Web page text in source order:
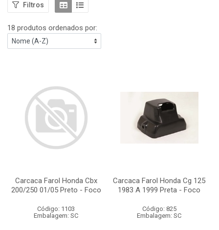
Filtros
18 produtos ordenados por:
Carcaca Farol Honda Cbx
200/250 01/05 Preto - Foco
Código: 1103
Embalagem: SC
Carcaca Farol Honda Cg 125
1983 A 1999 Preta - Foco
Código: 825
Embalagem: SC